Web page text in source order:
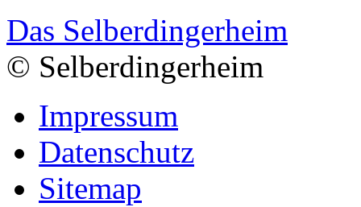
Das Selberdingerheim
© Selberdingerheim
Impressum
Datenschutz
Sitemap